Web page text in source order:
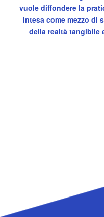
vuole diffondere la
intesa come mezzo di
della realtà tangibile